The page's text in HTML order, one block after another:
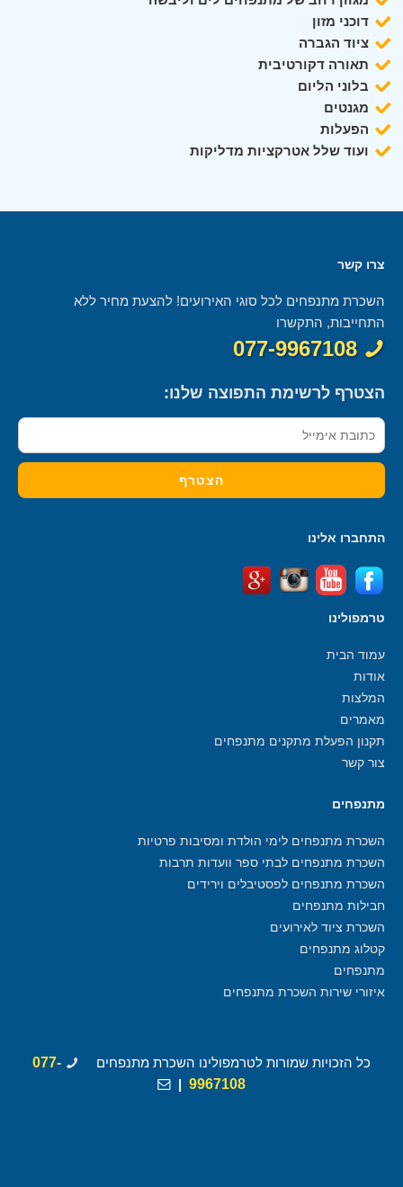
דוכני מזון
ציוד הגברה
תאורה דקורטיבית
בלוני הליום
מגנטים
הפעלות
ועוד שלל אטרקציות מדליקות
צרו קשר
השכרת מתנפחים לכל סוגי האירועים! להצעת מחיר ללא
התחייבות, התקשרו
077-9967108
הצטרף לרשימת התפוצה שלנו:
התחברו אלינו
טרמפולינו
עמוד הבית
אודות
המלצות
מאמרים
תקנון הפעלת מתקנים מתנפחים
צור קשר
מתנפחים
השכרת מתנפחים לימי הולדת ומסיבות פרטיות
השכרת מתנפחים לבתי ספר וועדות תרבות
השכרת מתנפחים לפסטיבלים וירידים
חבילות מתנפחים
השכרת ציוד לאירועים
קטלוג מתנפחים
מתנפחים
איזורי שירות השכרת מתנפחים
כל הזכויות שמורות לטרמפולינו השכרת מתנפחים
077-
9967108
|